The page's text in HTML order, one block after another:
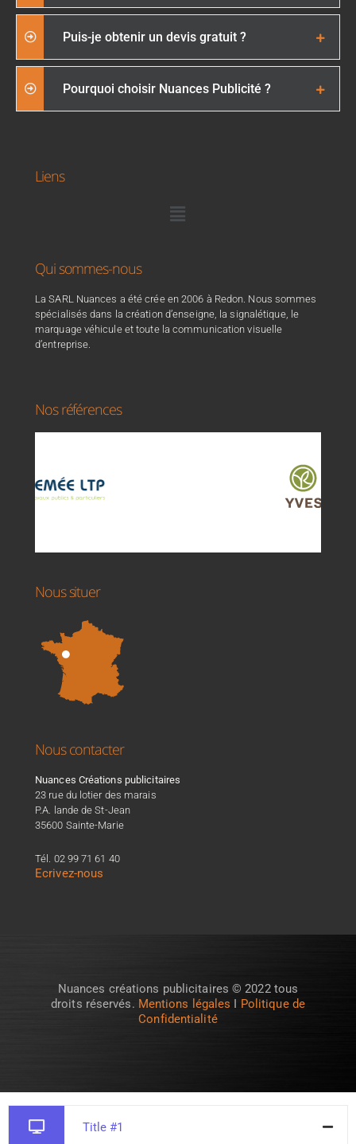
Puis-je obtenir un devis gratuit ?
Pourquoi choisir Nuances Publicité ?
Liens
Qui sommes-nous
La SARL Nuances a été crée en 2006 à Redon. Nous sommes
spécialisés dans la création d’enseigne, la signalétique, le
marquage véhicule et toute la communication visuelle
d’entreprise.
Nos références
Nous situer
Nous contacter
Nuances Créations publicitaires
23 rue du lotier des marais
P.A. lande de St-Jean
35600 Sainte-Marie
Tél. 02 99 71 61 40
Ecrivez-nous
Nuances créations publicitaires © 2022 tous
droits réservés. Mentions légales I Politique de
Confidentialité
Title #1